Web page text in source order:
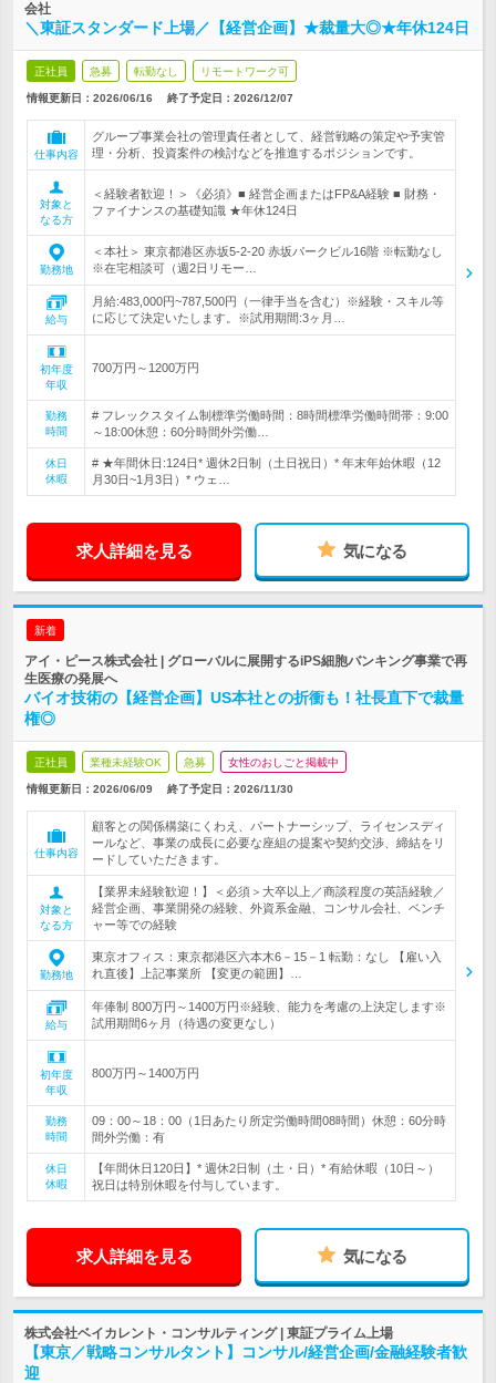
会社
＼東証スタンダード上場／【経営企画】★裁量大◎★年休124日
正社員 急募 転勤なし リモートワーク可
情報更新日：2026/06/16 終了予定日： 2026/12/07
仕事内容
グループ事業会社の管理責任者として、経営戦略の策定や予実管
理・分析、投資案件の検討などを推進するポジションです。
対象と
なる方
＜経験者歓迎！＞《必須》■ 経営企画またはFP&A経験 ■ 財務・
ファイナンスの基礎知識 ★年休124日
勤務地
＜本社＞ 東京都港区赤坂5-2-20 赤坂パークビル16階 ※転勤なし
※在宅相談可（週2日リモー…
給与
月給:483,000円~787,500円（一律手当を含む）※経験・スキル等
に応じて決定いたします。※試用期間:3ヶ月…
初年度
年収
700万円～1200万円
勤務
時間
# フレックスタイム制標準労働時間：8時間標準労働時間帯：9:00
～18:00休憩：60分時間外労働…
休日
休暇
# ★年間休日:124日* 週休2日制（土日祝日）* 年末年始休暇（12
月30日~1月3日）* ウェ…
求人詳細を見る 気になる
新着
アイ・ピース株式会社 | グローバルに展開するiPS細胞バンキング事業で再
生医療の発展へ
バイオ技術の【経営企画】US本社との折衝も！社長直下で裁量
権◎
正社員 業種未経験OK 急募 女性のおしごと掲載中
情報更新日：2026/06/09 終了予定日： 2026/11/30
仕事内容
顧客との関係構築にくわえ、パートナーシップ、ライセンスディ
ールなど、事業の成長に必要な座組の提案や契約交渉、締結をリ
ードしていただきます。
対象と
なる方
【業界未経験歓迎！】＜必須＞大卒以上／商談程度の英語経験／
経営企画、事業開発の経験、外資系金融、コンサル会社、ベンチ
ャー等での経験
勤務地
東京オフィス：東京都港区六本木6－15－1 転勤：なし 【雇い入
れ直後】上記事業所 【変更の範囲】…
給与
年俸制 800万円～1400万円※経験、能力を考慮の上決定します※
試用期間6ヶ月（待遇の変更なし）
初年度
年収
800万円～1400万円
勤務
時間
09：00～18：00（1日あたり所定労働時間08時間）休憩：60分時
間外労働：有
休日
休暇
【年間休日120日】* 週休2日制（土・日）* 有給休暇（10日～）
祝日は特別休暇を付与しています。
求人詳細を見る 気になる
株式会社ベイカレント・コンサルティング | 東証プライム上場
【東京／戦略コンサルタント】コンサル/経営企画/金融経験者歓
迎